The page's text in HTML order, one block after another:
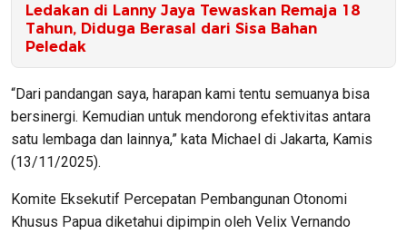
Ledakan di Lanny Jaya Tewaskan Remaja 18
Tahun, Diduga Berasal dari Sisa Bahan
Peledak
“Dari pandangan saya, harapan kami tentu semuanya bisa
bersinergi. Kemudian untuk mendorong efektivitas antara
satu lembaga dan lainnya,” kata Michael di Jakarta, Kamis
(13/11/2025).
Komite Eksekutif Percepatan Pembangunan Otonomi
Khusus Papua diketahui dipimpin oleh Velix Vernando